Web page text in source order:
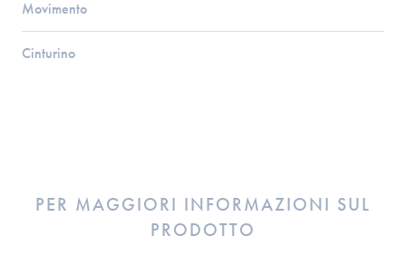
Movimento
Cinturino
PER MAGGIORI INFORMAZIONI SUL
PRODOTTO